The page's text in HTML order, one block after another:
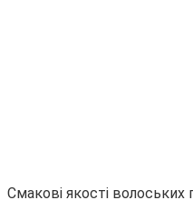
Смакові якості волоських